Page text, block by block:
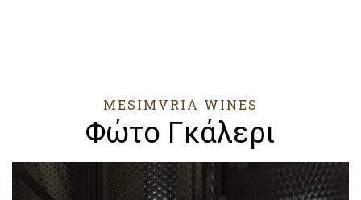
MESIMVRIA WINES
Φώτο Γκάλερι